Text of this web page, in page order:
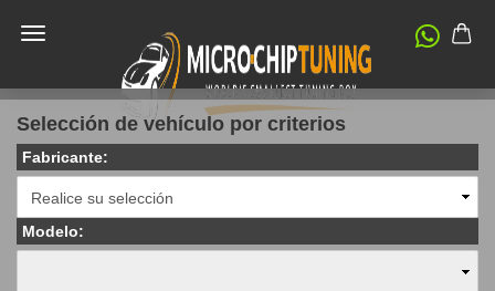
Selección de vehículo por criterios
Fabricante:
Modelo: